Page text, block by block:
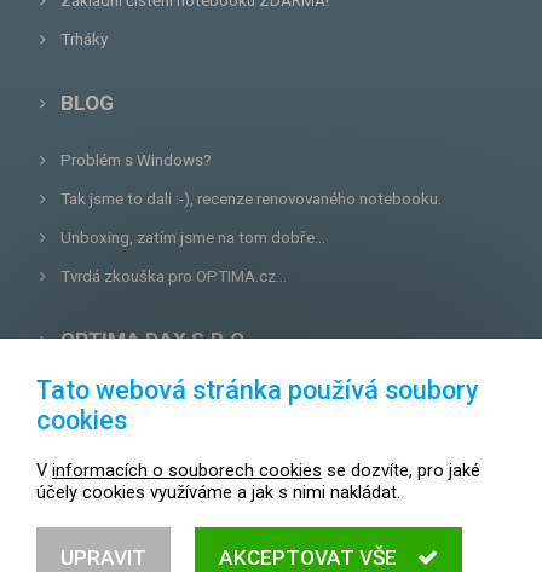
Trháky
BLOG
Problém s Windows?
Tak jsme to dali :-), recenze renovovaného notebooku.
Unboxing, zatím jsme na tom dobře...
Tvrdá zkouška pro OPTIMA.cz...
OPTIMA DAX S.R.O.
Lazecká 46/3, 779 00Olomouc
Zákaznická linka: +420 587 407 456
Tato webová stránka používá soubory
cookies
V informacích o souborech cookies se dozvíte, pro jaké
účely cookies využíváme a jak s nimi nakládat.
UPRAVIT AKCEPTOVAT VŠE